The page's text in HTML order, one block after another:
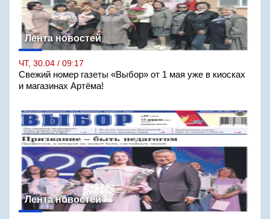
Лента новостей
ЧТ, 30.04 / 09:17
Свежий номер газеты «Выбор» от 1 мая уже в киосках
и магазинах Артёма!
Лента новостей